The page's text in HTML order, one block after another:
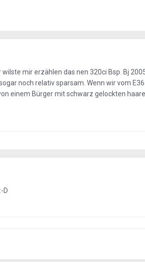
mir erzählen das nen 320ci Bsp. Bj
noch relativ sparsam. Wenn wir vom
einem Bürger mit schwarz gelockten
D